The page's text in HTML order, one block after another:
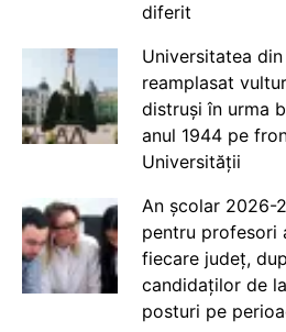
diferit
Universitatea
reamplasat
distruși în urma
anul 1944 pe
Universității
An școlar 2026-
pentru profesori
fiecare județ,
candidaților de
posturi pe